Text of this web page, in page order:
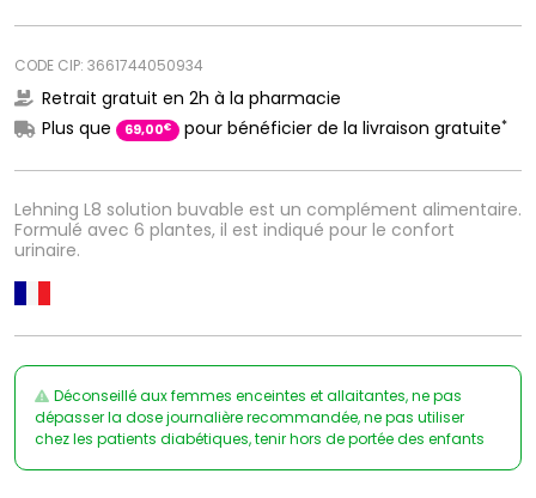
Lehning L8 solution buvable est un complément alimentaire.
Formulé avec 6 plantes, il est indiqué pour le confort
urinaire.
CODE CIP: 3661744050934
Retrait gratuit en 2h à la pharmacie
Plus que
69,00€ pour bénéficier de la livraison gratuite*
Déconseillé aux femmes enceintes et allaitantes, ne pas
dépasser la dose journalière recommandée, ne pas utiliser
chez les patients diabétiques, tenir hors de portée des enfants